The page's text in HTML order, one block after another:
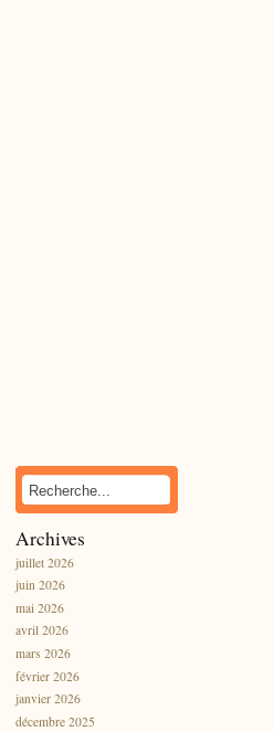
Archives
juillet 2026
juin 2026
mai 2026
avril 2026
mars 2026
février 2026
janvier 2026
décembre 2025